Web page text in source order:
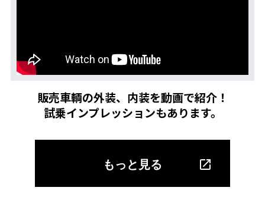
販売車輌の外装、内装を動画で紹介！
試乗インプレッションもあります。
もっと見る